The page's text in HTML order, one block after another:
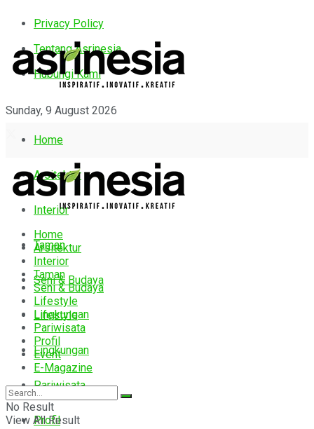
Privacy Policy
Tentang Asrinesia
Hubungi Kami
Sunday, 9 August 2026
Home
Arsitektur
Interior
Taman
Seni & Budaya
Lifestyle
Lingkungan
Pariwisata
Profil
Home
Arsitektur
Interior
Taman
Seni & Budaya
Lifestyle
Lingkungan
Pariwisata
Profil
Event
E-Magazine
No Result
View All Result